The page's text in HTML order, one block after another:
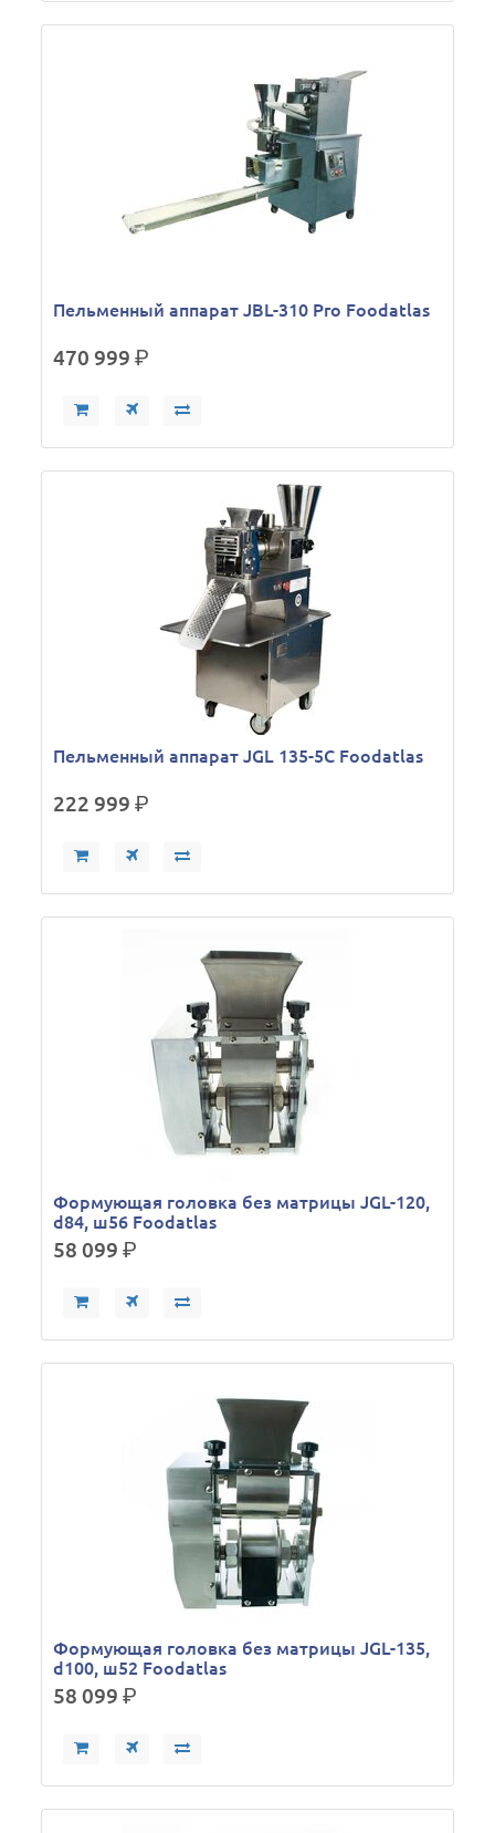
Пельменный аппарат JBL-310 Pro Foodatlas
470 999р.
Пельменный аппарат JGL 135-5C Foodatlas
222 999р.
Формующая головка без матрицы JGL-120,
d84, ш56 Foodatlas
58 099р.
Формующая головка без матрицы JGL-135,
d100, ш52 Foodatlas
58 099р.